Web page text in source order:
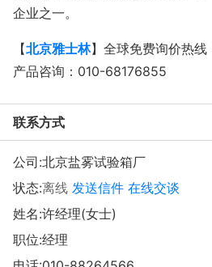
企业之一。
【北京雅士林】全球免费询价热
产品咨询：010-68176855
联系方式
公司:北京盐雾试验箱厂
状态:离线 发送信件 在线交谈
姓名:许经理(女士)
职位:经理